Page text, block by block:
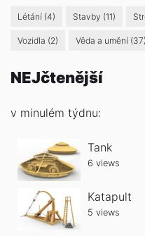
Létání (4) Stavby (11)
Vozidla (2) Věda a umění (37)
NEJčtenější
v minulém týdnu:
Tank
6 views
Katapult
5 views